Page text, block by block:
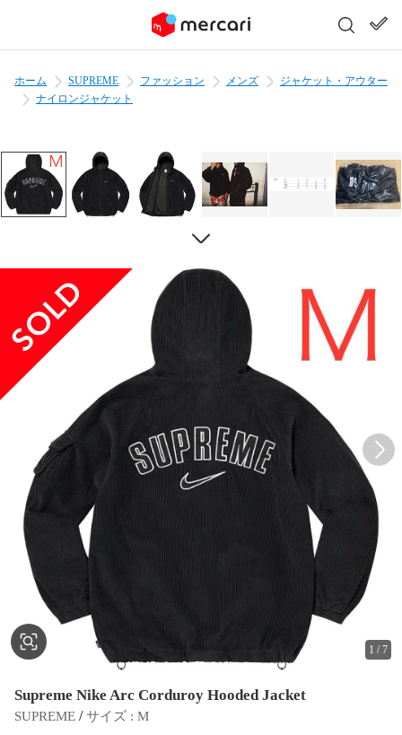
ホーム SUPREME ファッション メンズ
ジャケット・アウター
ナイロンジャケット
1 /7
Supreme Nike Arc Corduroy Hooded Jacket
SUPREME / サイズ : M